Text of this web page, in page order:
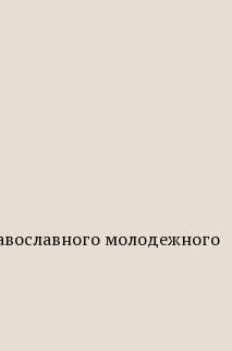
молодежного